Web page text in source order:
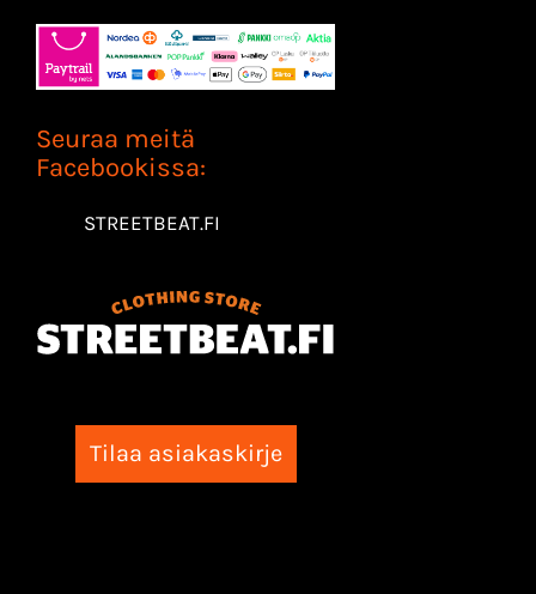
Seuraa meitä
Facebookissa:
STREETBEAT.FI